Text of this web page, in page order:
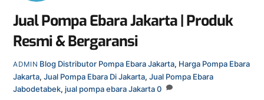
Jual Pompa Ebara Jakarta | Produk
Resmi & Bergaransi
ADMIN Blog Distributor Pompa Ebara Jakarta, Harga Pompa Ebara
Jakarta,Jual Pompa Ebara Di Jakarta,Jual Pompa Ebara
Jabodetabek, jual pompa ebara Jakarta 0